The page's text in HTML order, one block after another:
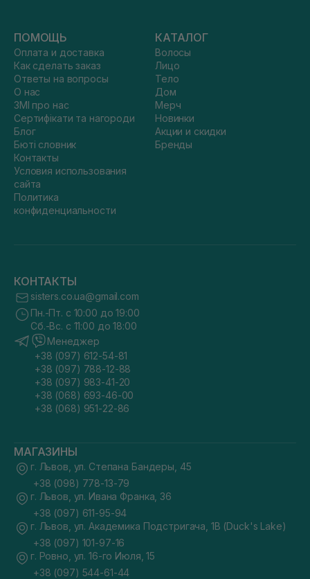
ПОМОЩЬ
Оплата и доставка
Как сделать заказ
Ответы на вопросы
О нас
ЗМІ про нас
Сертифікати та нагороди
Блог
Бюті словник
Контакты
Условия использования
сайта
Политика
конфиденциальности
КАТАЛОГ
Волосы
Лицо
Тело
Дом
Мерч
Новинки
Акции и скидки
Бренды
КОНТАКТЫ
sisters.co.ua@gmail.com
Пн.-Пт. с 10:00 до 19:00
Сб.-Вс. с 11:00 до 18:00
Менеджер
+38 (097) 612-54-81
+38 (097) 788-12-88
+38 (097) 983-41-20
+38 (068) 693-46-00
+38 (068) 951-22-86
МАГАЗИНЫ
г. Львов, ул. Степана Бандеры, 45
+38 (098) 778-13-79
г. Львов, ул. Ивана Франка, 36
+38 (097) 611-95-94
г. Львов, ул. Академика Подстригача, 1В (Duck's Lake)
+38 (097) 101-97-16
г. Ровно, ул. 16-го Июля, 15
+38 (097) 544-61-44